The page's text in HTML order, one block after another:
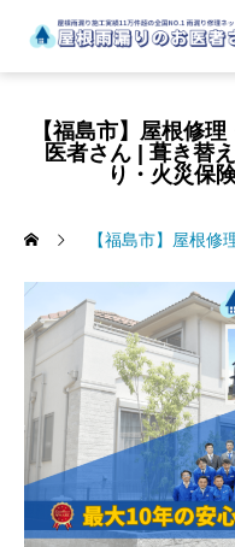
【福島市】屋根修
医者さん | 葺き替
り・火災保
【福島市】屋根